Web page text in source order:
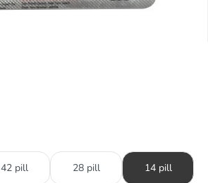
42 pill 28 pill 14 pill